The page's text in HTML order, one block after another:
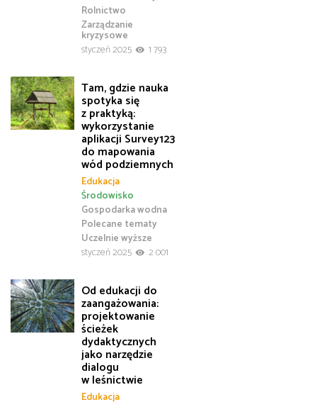
Rolnictwo
Zarządzanie
kryzysowe
styczeń 2025
1 793
Tam, gdzie nauka
spotyka się
z praktyką:
wykorzystanie
aplikacji Survey123
do mapowania
wód podziemnych
Edukacja
Gospodarka wodna
Polecane tematy
Środowisko
Uczelnie wyższe
styczeń 2025
2 001
Od edukacji do
zaangażowania:
projektowanie
ścieżek
dydaktycznych
jako narzędzie
dialogu
w leśnictwie
Edukacja